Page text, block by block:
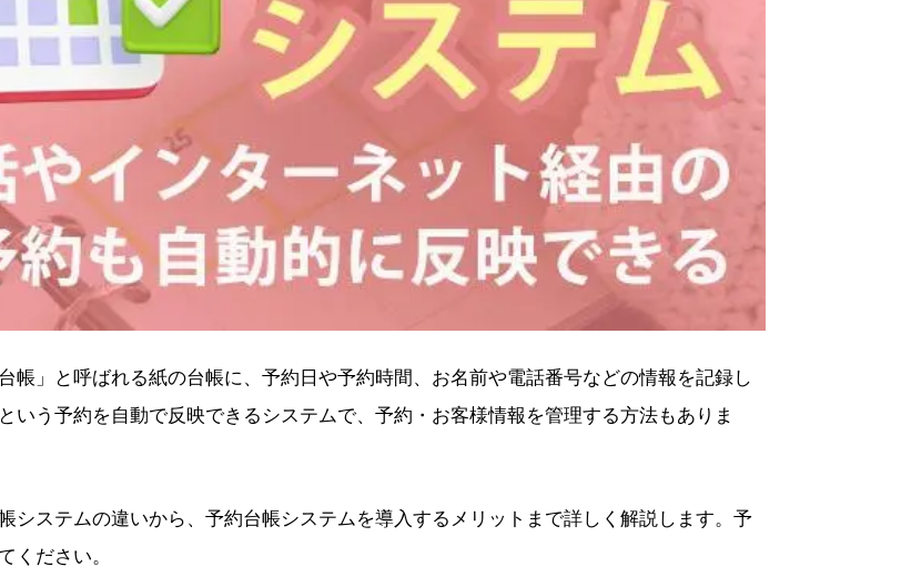
帳」と呼ばれる紙の台帳に、予約日や予約時間、お名前や電話番号などの情報を記録し
いう予約を自動で反映できるシステムで、予約・お客様情報を管理する方法もありま
システムの違いから、予約台帳システムを導入するメリットまで詳しく解説します。予
ください。